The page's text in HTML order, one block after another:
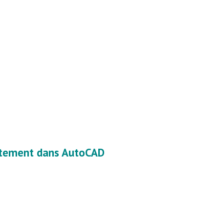
dans AutoCAD